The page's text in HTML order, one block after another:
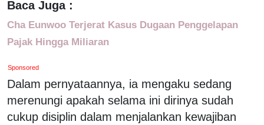
Baca Juga :
Cha Eunwoo Terjerat Kasus Dugaan Penggelapan
Pajak Hingga Miliaran
Sponsored
Dalam pernyataannya, ia mengaku sedang
merenungi apakah selama ini dirinya sudah
cukup disiplin dalam menjalankan kewajiban